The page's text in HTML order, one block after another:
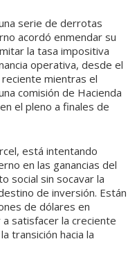
serie de derrotas
acordó enmendar su
la tasa impositiva
operativa, desde el
mientras el
comisión de Hacienda
el pleno a finales de
está intentando
en las ganancias del
social sin socavar la
de inversión. Están
de dólares en
satisfacer la creciente
transición hacia la